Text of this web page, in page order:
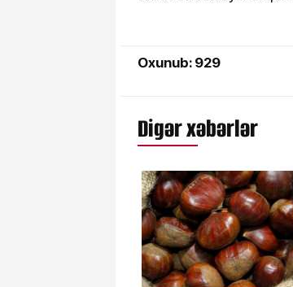
Oxunub: 929
Digər xəbərlər